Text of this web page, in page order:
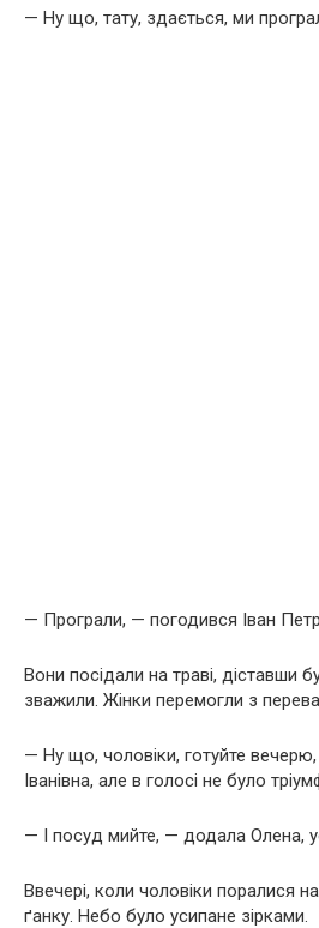
— Ну що, тату, здається, ми
— Програли, — погодився Іван
Вони посідали на траві, діставши
зважили. Жінки перемогли з
— Ну що, чоловіки, готуйте
Іванівна, але в голосі не було
— І посуд мийте, — додала Олена,
Ввечері, коли чоловіки поралися
ґанку. Небо було усипане зірками.